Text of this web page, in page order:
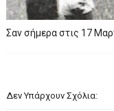
Σαν σήμερα στις 17
Δεν Υπάρχουν Σχόλια: